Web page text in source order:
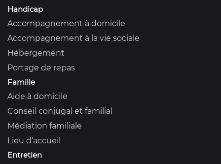
Handicap
Accompagnement à domicile
Accompagnement à la vie sociale
Hébergement
Portage de repas
Famille
Aide à domicile
Conseil conjugal et familial
Médiation familiale
Lieu d’accueil
Entretien